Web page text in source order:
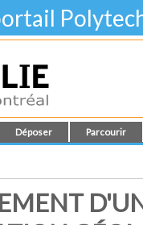
Déposer Parcourir